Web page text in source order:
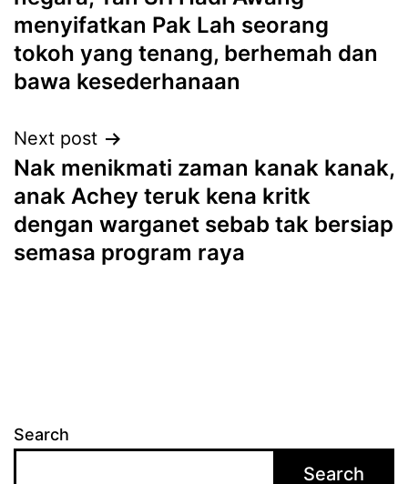
menyifatkan Pak Lah seorang
tokoh yang tenang, berhemah dan
bawa kesederhanaan
Next post
Nak menikmati zaman kanak kanak,
anak Achey teruk kena kritk
dengan warganet sebab tak bersiap
semasa program raya
Search
Search